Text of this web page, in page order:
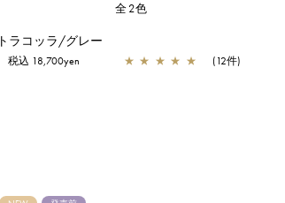
全2色
トラコッラ/グレー
税込 18,700yen ★ ★ ★ ★ ★ (12件)